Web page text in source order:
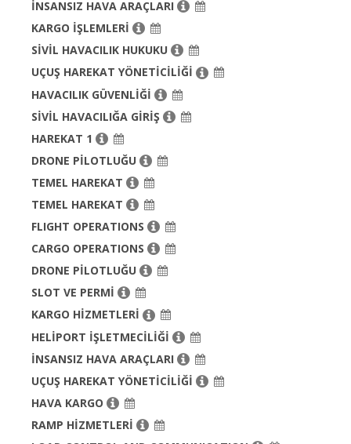
İNSANSIZ HAVA ARAÇLARI
KARGO İŞLEMLERİ
SİVİL HAVACILIK HUKUKU
UÇUŞ HAREKAT YÖNETİCİLİĞİ
HAVACILIK GÜVENLİĞİ
SİVİL HAVACILIĞA GİRİŞ
HAREKAT 1
DRONE PİLOTLUĞU
TEMEL HAREKAT
TEMEL HAREKAT
FLIGHT OPERATIONS
CARGO OPERATIONS
DRONE PİLOTLUĞU
SLOT VE PERMİ
KARGO HİZMETLERİ
HELİPORT İŞLETMECİLİĞİ
İNSANSIZ HAVA ARAÇLARI
UÇUŞ HAREKAT YÖNETİCİLİĞİ
HAVA KARGO
RAMP HİZMETLERİ